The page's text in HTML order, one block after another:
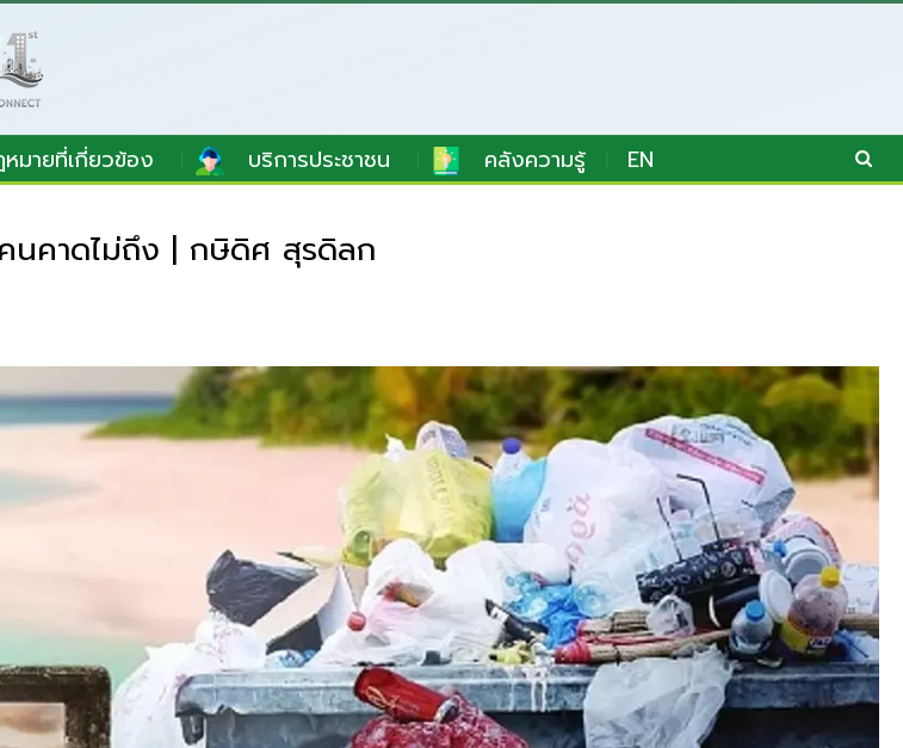
มายที่เกี่ยวข้อง บริการประชาชน คลังความรู้ EN
นคาดไม่ถึง | กษิดิศ สุรดิลก